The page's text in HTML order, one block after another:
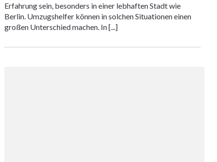
Erfahrung sein, besonders in einer lebhaften Stadt wie
Berlin. Umzugshelfer können in solchen Situationen einen
großen Unterschied machen. In [...]